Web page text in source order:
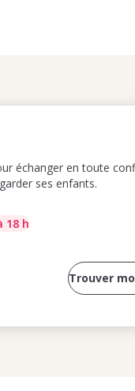
échanger en toute
ses enfants.
18 h
Trouver